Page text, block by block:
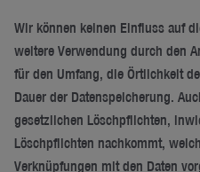
Wir können keinen Einfluss auf
weitere Verwendung durch den
für den Umfang, die Örtlichkeit
Dauer der Datenspeicherung.
gesetzlichen Löschpflichten,
Löschpflichten nachkommt,
Verknüpfungen mit den Daten